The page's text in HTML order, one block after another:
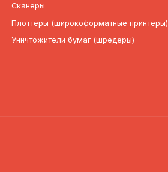
Сканеры
Плоттеры (широкоформатные принтеры)
Уничтожители бумаг (шредеры)